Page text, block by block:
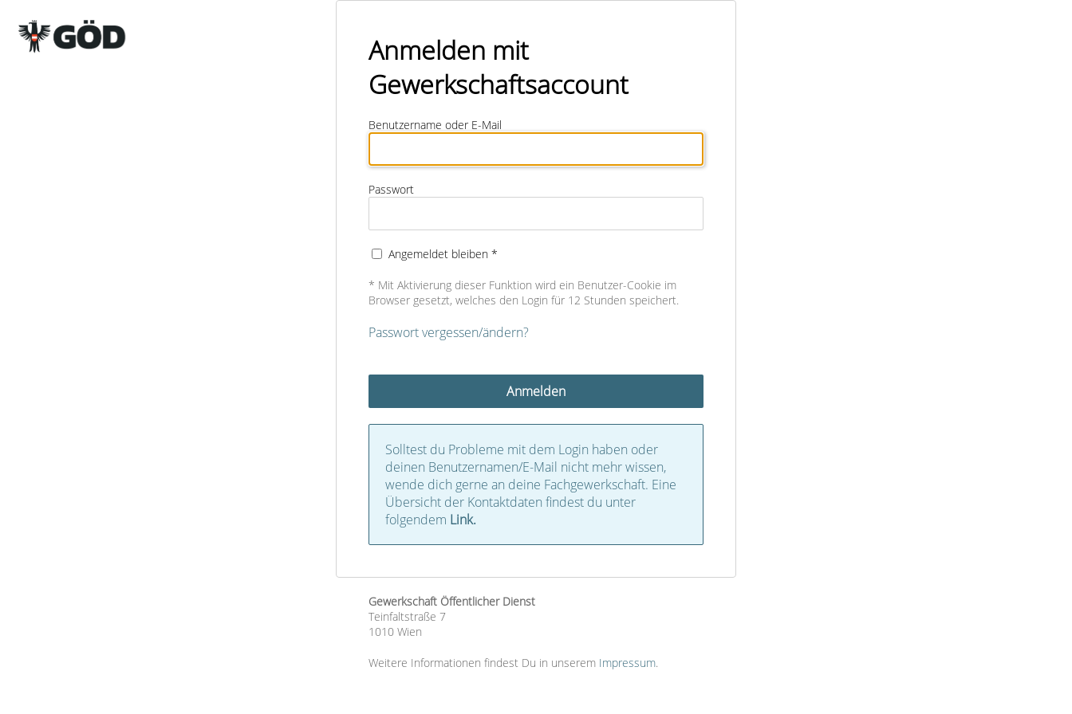
Anmelden mit
Gewerkschaftsaccount
Benutzername oder E-Mail
Passwort
Angemeldet bleiben *
* Mit Aktivierung dieser Funktion wird ein Benutzer-Cookie im
Browser gesetzt, welches den Login für 12 Stunden speichert.
Passwort vergessen/ändern?
Solltest du Probleme mit dem Login haben oder
deinen Benutzernamen/E-Mail nicht mehr wissen,
wende dich gerne an deine Fachgewerkschaft. Eine
Übersicht der Kontaktdaten findest du unter
folgendem Link.
Gewerkschaft Öffentlicher Dienst
Teinfaltstraße 7
1010 Wien
Weitere Informationen findest Du in unserem Impressum.